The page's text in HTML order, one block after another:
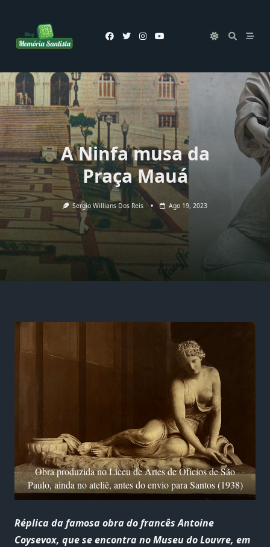
content
A Ninfa musa da
Praça Mauá
Sergio Willians Dos Reis Ago 19, 2023
Obra produzida no Liceu de Artes de Ofícios de São
Paulo, ainda no ateliê, antes do envio para Santos (1938)
Réplica da famosa obra do francês Antoine
Coysevox, que se encontra no Museu do Louvre, em